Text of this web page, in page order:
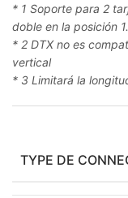
* 1 Soporte para 2
doble en la posición 1.
* 2 DTX no es
vertical
* 3 Limitará la
TYPE DE